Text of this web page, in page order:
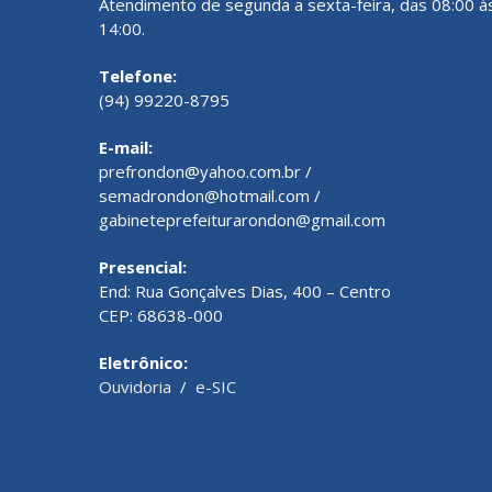
14:00.
Telefone:
(94) 99220-8795
E-mail:
prefrondon@yahoo.com.br /
semadrondon@hotmail.com /
gabineteprefeiturarondon@gmail.com
Presencial:
End: Rua Gonçalves Dias, 400 – Centro
CEP: 68638-000
Eletrônico:
Ouvidoria / e-SIC